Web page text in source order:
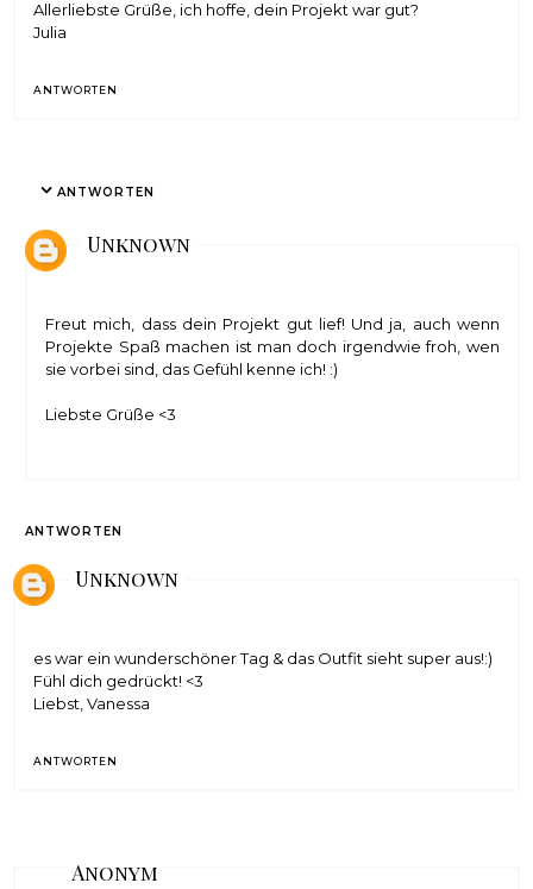
Allerliebste Grüße, ich hoffe, dein Projekt war gut?
Julia
ANTWORTEN
ANTWORTEN
Unknown
Freut mich, dass dein Projekt gut lief! Und ja, auch wenn
Projekte Spaß machen ist man doch irgendwie froh, wen
sie vorbei sind, das Gefühl kenne ich! :)
Liebste Grüße <3
ANTWORTEN
Unknown
es war ein wunderschöner Tag & das Outfit sieht super aus!:)
Fühl dich gedrückt! <3
Liebst, Vanessa
ANTWORTEN
Anonym